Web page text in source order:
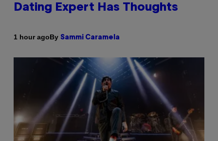
Dating Expert Has Thoughts
1 hour agoBy Sammi Caramela